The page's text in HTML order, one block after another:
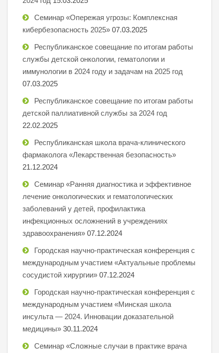
Семинар «Опережая угрозы: Комплексная
кибербезопасность 2025» 07.03.2025
Республиканское совещание по итогам работы
службы детской онкологии, гематологии и
иммунологии в 2024 году и задачам на 2025 год
07.03.2025
Республиканское совещание по итогам работы
детской паллиативной службы за 2024 год
22.02.2025
Республиканская школа врача-клинического
фармаколога «Лекарственная безопасность»
21.12.2024
Семинар «Ранняя диагностика и эффективное
лечение онкологических и гематологических
заболеваний у детей, профилактика
инфекционных осложнений в учреждениях
здравоохранения» 07.12.2024
Городская научно-практическая конференция с
международным участием «Актуальные проблемы
сосудистой хирургии» 07.12.2024
Городская научно-практическая конференция с
международным участием «Минская школа
инсульта — 2024. Инновации доказательной
медицины» 30.11.2024
Семинар «Сложные случаи в практике врача